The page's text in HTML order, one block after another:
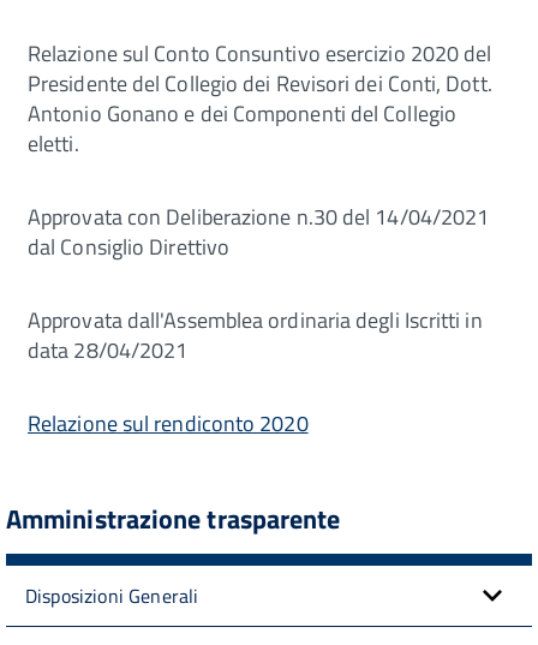
Relazione sul Conto Consuntivo esercizio 2020 del
Presidente del Collegio dei Revisori dei Conti, Dott.
Antonio Gonano e dei Componenti del Collegio
eletti.
Approvata con Deliberazione n.30 del 14/04/2021
dal Consiglio Direttivo
Approvata dall'Assemblea ordinaria degli Iscritti in
data 28/04/2021
Relazione sul rendiconto 2020
Amministrazione trasparente
Disposizioni Generali